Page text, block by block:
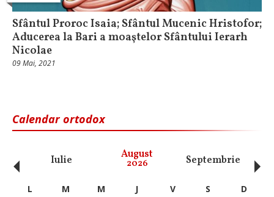
Sfântul Proroc Isaia; Sfântul Mucenic Hristofor;
Aducerea la Bari a moaştelor Sfântului Ierarh
Nicolae
09 Mai, 2021
Calendar ortodox
Iulie August
2026 Septembrie
‹ L M M J V S
D